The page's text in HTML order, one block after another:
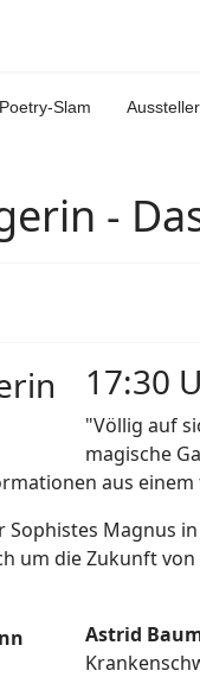
Poetry-Slam Aussteller
-
17:30
"Völlig auf
magische
aus
Magnus
um die Zukunft von
Astrid